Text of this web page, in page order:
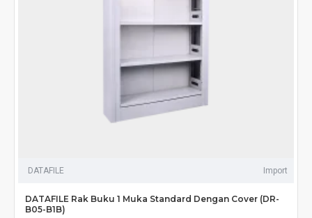
DATAFILE Import
DATAFILE Rak Buku 1 Muka Standard Dengan Cover (DR-
B05-B1B)